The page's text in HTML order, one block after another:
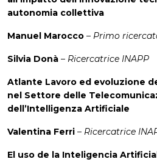
autonomia collettiva
Manuel Marocco – Primo
Silvia Donà – Ricercatrice INAPP
Atlante Lavoro ed evoluzione
nel Settore delle
dell’Intelligenza Artificiale
Valentina Ferri – Ricercatrice
El uso de la Inteligencia